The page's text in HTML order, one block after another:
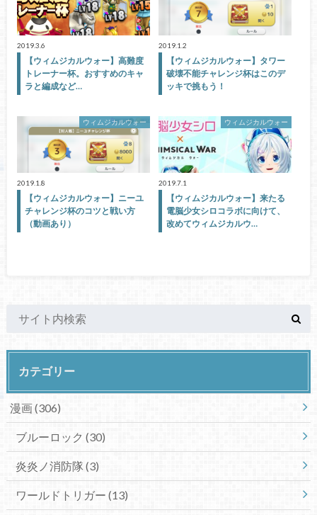
2019.3.6
【ウィムジカルウォー】高難度
トレーナー杯。おすすめのキャ
ラと編成など…
2019.1.2
【ウィムジカルウォー】タワー
破壊不能チャレンジ杯はこのデ
ッキで挑もう！
ウィムジカルウォー
2019.1.8
【ウィムジカルウォー】ニーユ
チャレンジ杯のコツと戦い方
（動画あり）
ウィムジカルウォー
2019.7.1
【ウィムジカルウォー】来たる
電脳少女シロコラボに向けて、
改めてウィムジカルウ…
カテゴリー
漫画(306)
ブルーロック (30)
炎炎ノ消防隊 (3)
ワールドトリガー (13)